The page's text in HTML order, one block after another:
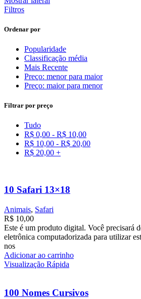
Filtros
Ordenar por
Popularidade
Classificação média
Mais Recente
Preço: menor para maior
Preço: maior para menor
Filtrar por preço
Tudo
R$ 0,00 - R$ 10,00
R$ 10,00 - R$ 20,00
R$ 20,00 +
10 Safari 13×18
Animais, Safari
R$ 10,00
Este é um produto digital. Você precisará
eletrônica computadorizada para utilizar
nos
Adicionar ao carrinho
Visualização Rápida
100 Nomes Cursivos